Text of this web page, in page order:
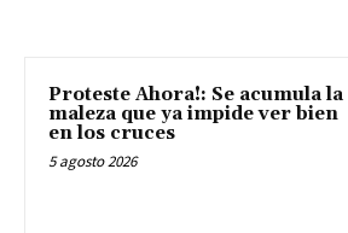
Proteste Ahora!: Se acumula la
maleza que ya impide ver bien
en los cruces
5 agosto 2026